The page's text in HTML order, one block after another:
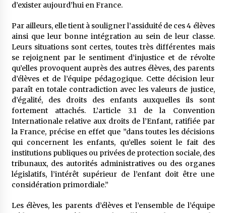
d’exister aujourd’hui en France.
Par ailleurs, elle tient à souligner l’assiduité de ces 4 élèves
ainsi que leur bonne intégration au sein de leur classe.
Leurs situations sont certes, toutes très différentes mais
se rejoignent par le sentiment d’injustice et de révolte
qu’elles provoquent auprès des autres élèves, des parents
d’élèves et de l’équipe pédagogique. Cette décision leur
paraît en totale contradiction avec les valeurs de justice,
d’égalité, des droits des enfants auxquelles ils sont
fortement attachés. L’article 3.1 de la Convention
Internationale relative aux droits de l’Enfant, ratifiée par
la France, précise en effet que ”dans toutes les décisions
qui concernent les enfants, qu’elles soient le fait des
institutions publiques ou privées de protection sociale, des
tribunaux, des autorités administratives ou des organes
législatifs, l’intérêt supérieur de l’enfant doit être une
considération primordiale.”
Les élèves, les parents d’élèves et l’ensemble de l’équipe